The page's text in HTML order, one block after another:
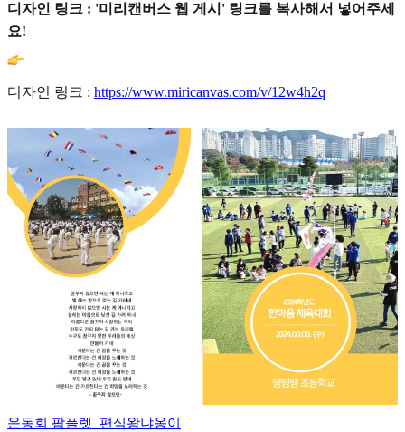
디자인 링크 : '미리캔버스 웹 게시' 링크를 복사해서 넣어주세
요!
디자인 링크 : https://www.miricanvas.com/v/12w4h2q
운동회 팜플렛_편식왕냐옹이